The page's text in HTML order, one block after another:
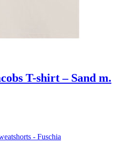
T-shirt – Sand m.